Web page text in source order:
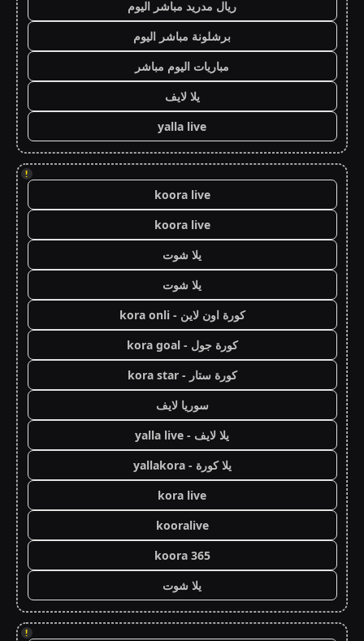
ريال مدريد مباشر اليوم
برشلونة مباشر اليوم
مباريات اليوم مباشر
يلا لايف
yalla live
!
koora live
koora live
يلا شوت
يلا شوت
كورة اون لاين - kora onli
كورة جول - kora goal
كورة ستار - kora star
سوريا لايف
يلا لايف - yalla live
يلا كورة - yallakora
kora live
kooralive
koora 365
يلا شوت
!